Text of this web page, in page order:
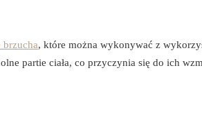
brzucha, które można wykonywać z
partie ciała, co przyczynia się do ich